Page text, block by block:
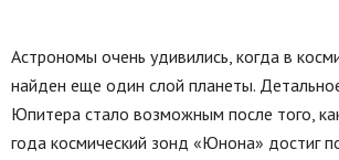
Астрономы очень удивились, когда в
найден еще один слой планеты.
Юпитера стало возможным после того,
года космический зонд «Юнона» достиг